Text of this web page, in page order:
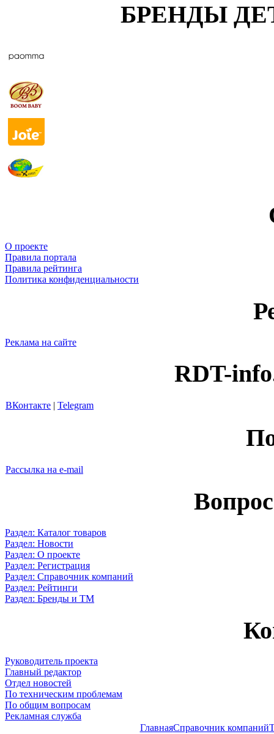
БРЕНДЫ
О проекте
Правила портала
Правила рейтинга
Политика конфиденциальности
Реклама на сайте
RDT-
ВКонтакте | Telegram
Рассылка на e-mail
Раздел: Каталог товаров
Раздел: Новости
Раздел: О проекте
Раздел: Регистрация
Раздел: Справочник компаний
Раздел: Рейтинги
Раздел: Бренды и ТМ
Руководитель проекта
Главный редактор
Отдел новостей
По техническим проблемам
По общим вопросам
Рекламная служба
ГлавнаяСправочник компаний